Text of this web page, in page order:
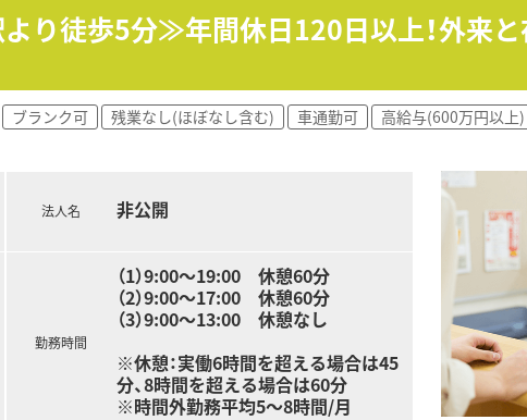
より徒歩5分≫年間休日120日以上！外来
ブランク可 残業なし(ほぼなし含む) 車通勤可 高給与(600万円以上)
法人名 非公開
勤務時間
（1）9:00～19:00 休憩60分
（2）9:00～17:00 休憩60分
（3）9:00～13:00 休憩なし
※休憩：実働6時間を超える場合は45
分、8時間を超える場合は60分
※時間外勤務平均5～8時間/月